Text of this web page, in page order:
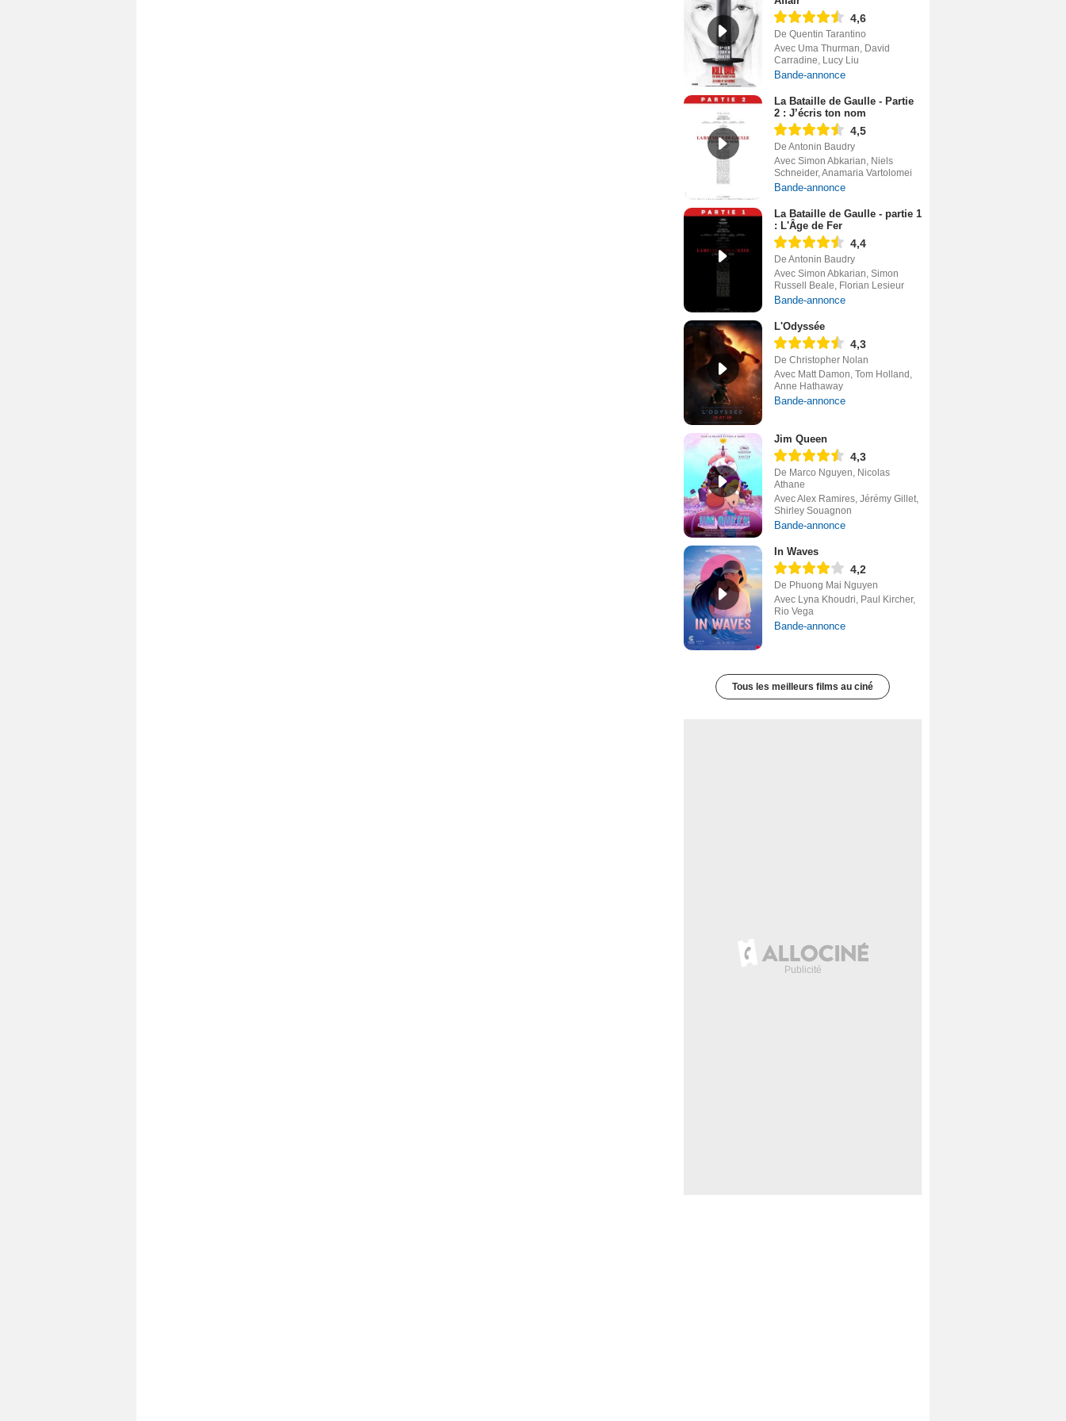
4,6
De Quentin Tarantino
Avec Uma Thurman, David
Carradine, Lucy Liu
Bande-annonce
La Bataille de Gaulle - Partie
2 : J’écris ton nom
4,5
De Antonin Baudry
Avec Simon Abkarian, Niels
Schneider, Anamaria Vartolomei
Bande-annonce
La Bataille de Gaulle - partie 1
: L'Âge de Fer
4,4
De Antonin Baudry
Avec Simon Abkarian, Simon
Russell Beale, Florian Lesieur
Bande-annonce
L'Odyssée
4,3
De Christopher Nolan
Avec Matt Damon, Tom Holland,
Anne Hathaway
Bande-annonce
Jim Queen
4,3
De Marco Nguyen, Nicolas
Athane
Avec Alex Ramires, Jérémy Gillet,
Shirley Souagnon
Bande-annonce
In Waves
4,2
De Phuong Mai Nguyen
Avec Lyna Khoudri, Paul Kircher,
Rio Vega
Bande-annonce
Tous les meilleurs films au ciné